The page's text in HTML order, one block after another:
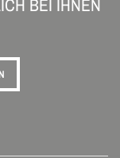
BEI IHNEN